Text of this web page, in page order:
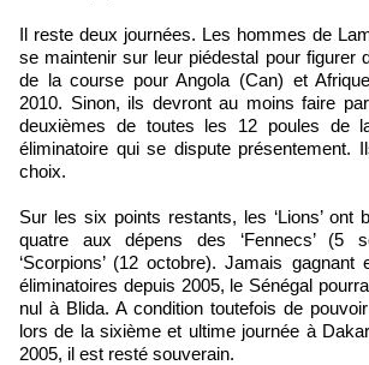
Il reste deux journées. Les hommes de
se maintenir sur leur piédestal pour figurer
de la course pour Angola (Can) et
2010. Sinon, ils devront au moins faire
deuxièmes de toutes les 12 poules de
éliminatoire qui se dispute présentement.
choix.
Sur les six points restants, les ‘Lions’ ont
quatre aux dépens des ‘Fennecs’ (5
‘Scorpions’ (12 octobre). Jamais gagnant
éliminatoires depuis 2005, le Sénégal
nul à Blida. A condition toutefois de
lors de la sixième et ultime journée à
2005, il est resté souverain.